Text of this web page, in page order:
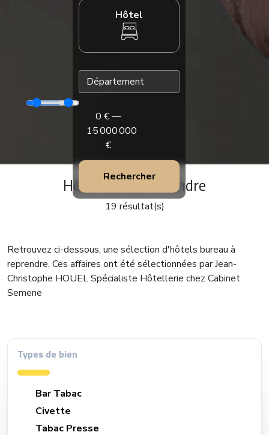
Hôtel
0 € —
15 000 000
€
Rechercher
Hôtel Bureau à vendre
19 résultat(s)
Retrouvez ci-dessous, une sélection d'hôtels bureau à
reprendre. Ces affaires ont été sélectionnées par Jean-
Christophe HOUEL Spécialiste Hôtellerie chez Cabinet
Semene
Types de bien
Bar Tabac
Civette
Tabac Presse